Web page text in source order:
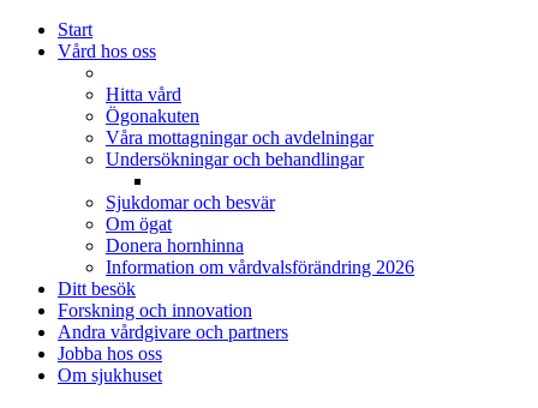
Start
Vård hos oss
Hitta vård
Ögonakuten
Våra mottagningar och avdelningar
Undersökningar och behandlingar
Sjukdomar och besvär
Om ögat
Donera hornhinna
Information om vårdvalsförändring 2026
Ditt besök
Forskning och innovation
Andra vårdgivare och partners
Jobba hos oss
Om sjukhuset